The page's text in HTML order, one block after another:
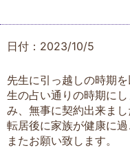
日付：2023/10/5
先生に引っ越しの時期
生の占い通りの時期に
み、無事に契約出来まし
転居後に家族が健康に過
またお願い致します。